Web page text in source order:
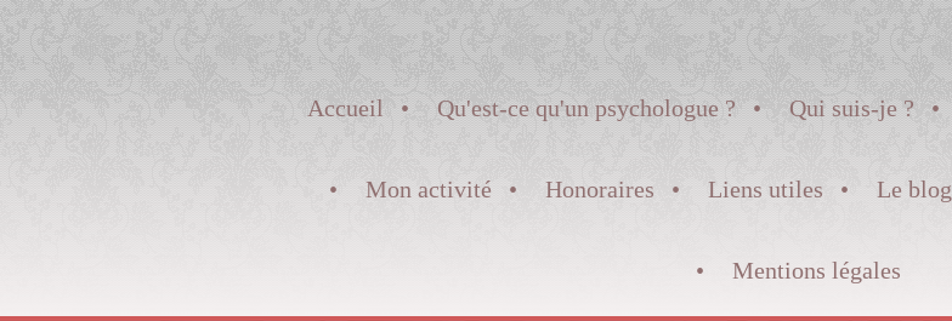
Accueil Qu'est-ce qu'un psychologue ? Qui suis-je ?
Mon activité Honoraires Liens utiles Le blog
Mentions légales